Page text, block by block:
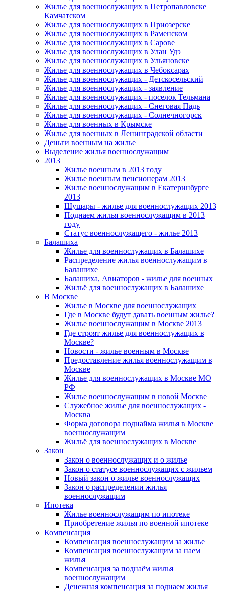
Жилье для военнослужащих в Петропавловске
Камчатском
Жилье для военнослужащих в Приозерске
Жилье для военнослужащих в Раменском
Жилье для военнослужащих в Сарове
Жилье для военнослужащих в Улан Удэ
Жилье для военнослужащих в Ульяновске
Жилье для военнослужащих в Чебоксарах
Жилье для военнослужащих - Детскосельский
Жилье для военнослужащих - заявление
Жилье для военнослужащих - поселок Тельмана
Жилье для военнослужащих - Снеговая Падь
Жилье для военнослужащих - Солнечногорск
Жилье для военных в Крымске
Жилье для военных в Ленинградской области
Деньги военным на жилье
Выделение жилья военнослужащим
2013
Жилье военным в 2013 году
Жилье военным пенсионерам 2013
Жилье военнослужащим в Екатеринбурге
2013
Шушары - жилье для военнослужащих 2013
Поднаем жилья военнослужащим в 2013
году
Статус военнослужащего - жилье 2013
Балашиха
Жилье для военнослужащих в Балашихе
Распределение жилья военнослужащим в
Балашихе
Балашиха, Авиаторов - жилье для военных
Жильё для военнослужащих в Балашихе
В Москве
Жилье в Москве для военнослужащих
Где в Москве будут давать военным жилье?
Жилье военнослужащим в Москве 2013
Где строят жилье для военнослужащих в
Москве?
Новости - жилье военным в Москве
Предоставление жилья военнослужащим в
Москве
Жилье для военнослужащих в Москве МО
РФ
Жилье военнослужащим в новой Москве
Служебное жилье для военнослужащих -
Москва
Форма договора поднайма жилья в Москве
военнослужащим
Жильё для военнослужащих в Москве
Закон
Закон о военнослужащих и о жилье
Закон о статусе военнослужащих с жильем
Новый закон о жилье военнослужащих
Закон о распределении жилья
военнослужащим
Ипотека
Жилье военнослужащим по ипотеке
Приобретение жилья по военной ипотеке
Компенсация
Компенсация военнослужащим за жилье
Компенсация военнослужащим за наем
жилья
Компенсация за поднаём жилья
военнослужащим
Денежная компенсация за поднаем жилья